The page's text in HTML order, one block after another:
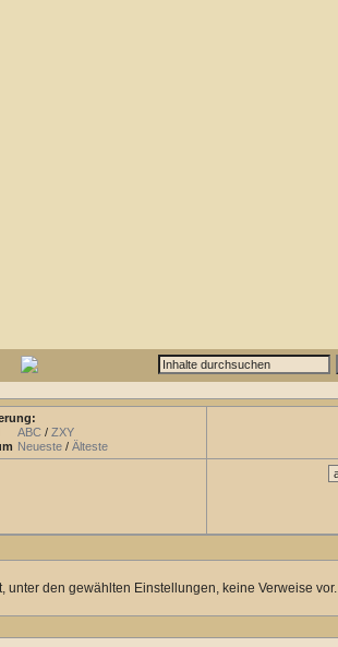
ABC / ZXY
Neueste / Älteste
unter den gewählten Einstellungen, keine Verweise vor.